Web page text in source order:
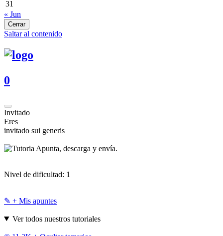
31
« Jun
Cerrar
Saltar al contenido
0
Invitado
Eres
invitado sui generis
Apunta, descarga y envía.
Nivel de dificultad: 1
✎ + Mis apuntes
Ver todos nuestros tutoriales